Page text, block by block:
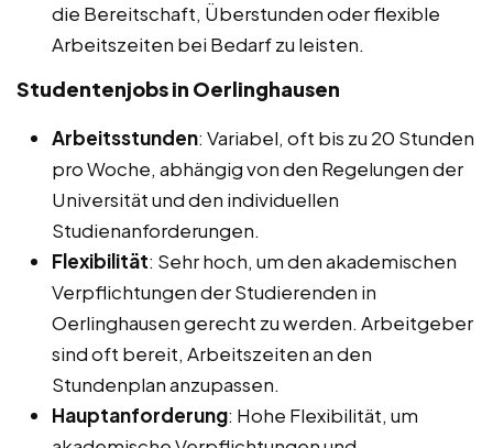
die Bereitschaft, Überstunden oder flexible
Arbeitszeiten bei Bedarf zu leisten.
Studentenjobs in Oerlinghausen
Arbeitsstunden: Variabel, oft bis zu 20 Stunden
pro Woche, abhängig von den Regelungen der
Universität und den individuellen
Studienanforderungen.
Flexibilität: Sehr hoch, um den akademischen
Verpflichtungen der Studierenden in
Oerlinghausen gerecht zu werden. Arbeitgeber
sind oft bereit, Arbeitszeiten an den
Stundenplan anzupassen.
Hauptanforderung: Hohe Flexibilität, um